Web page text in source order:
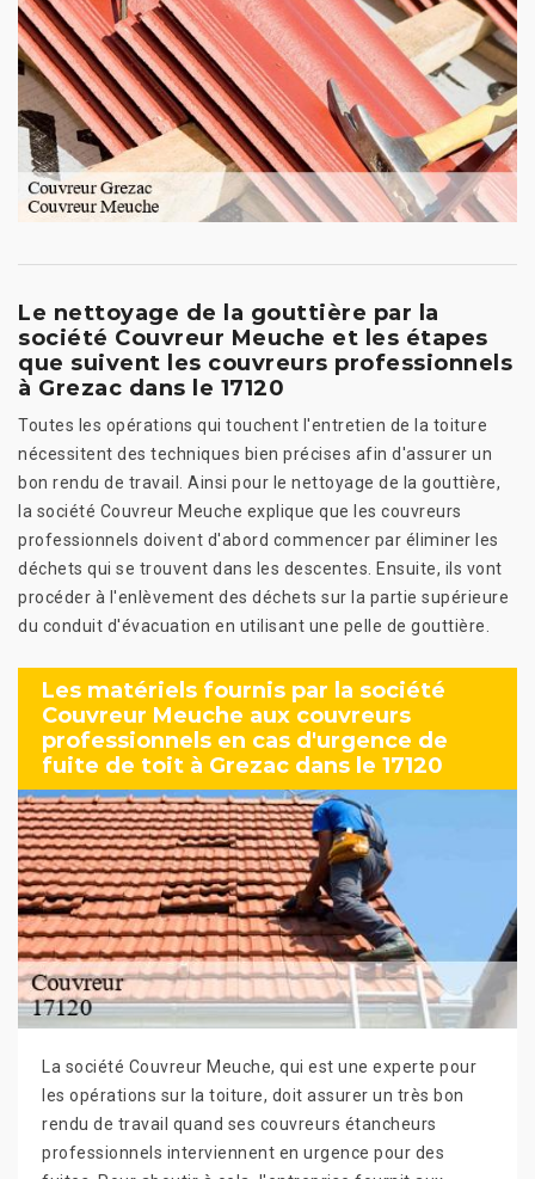
Le nettoyage de la gouttière par la
société Couvreur Meuche et les étapes
que suivent les couvreurs professionnels
à Grezac dans le 17120
Toutes les opérations qui touchent l'entretien de la toiture
nécessitent des techniques bien précises afin d'assurer un
bon rendu de travail. Ainsi pour le nettoyage de la gouttière,
la société Couvreur Meuche explique que les couvreurs
professionnels doivent d'abord commencer par éliminer les
déchets qui se trouvent dans les descentes. Ensuite, ils vont
procéder à l'enlèvement des déchets sur la partie supérieure
du conduit d'évacuation en utilisant une pelle de gouttière.
Les matériels fournis par la société
Couvreur Meuche aux couvreurs
professionnels en cas d'urgence de
fuite de toit à Grezac dans le 17120
La société Couvreur Meuche, qui est une experte pour
les opérations sur la toiture, doit assurer un très bon
rendu de travail quand ses couvreurs étancheurs
professionnels interviennent en urgence pour des